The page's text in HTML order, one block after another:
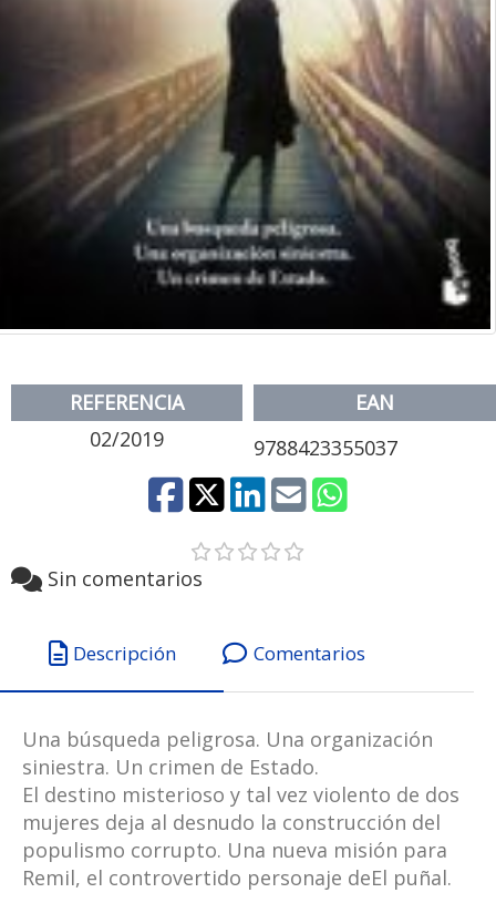
REFERENCIA
02/2019
EAN
9788423355037
Sin comentarios
Descripción Comentarios
Una búsqueda peligrosa. Una organización
siniestra. Un crimen de Estado.
El destino misterioso y tal vez violento de dos
mujeres deja al desnudo la construcción del
populismo corrupto. Una nueva misión para
Remil, el controvertido personaje deEl puñal.